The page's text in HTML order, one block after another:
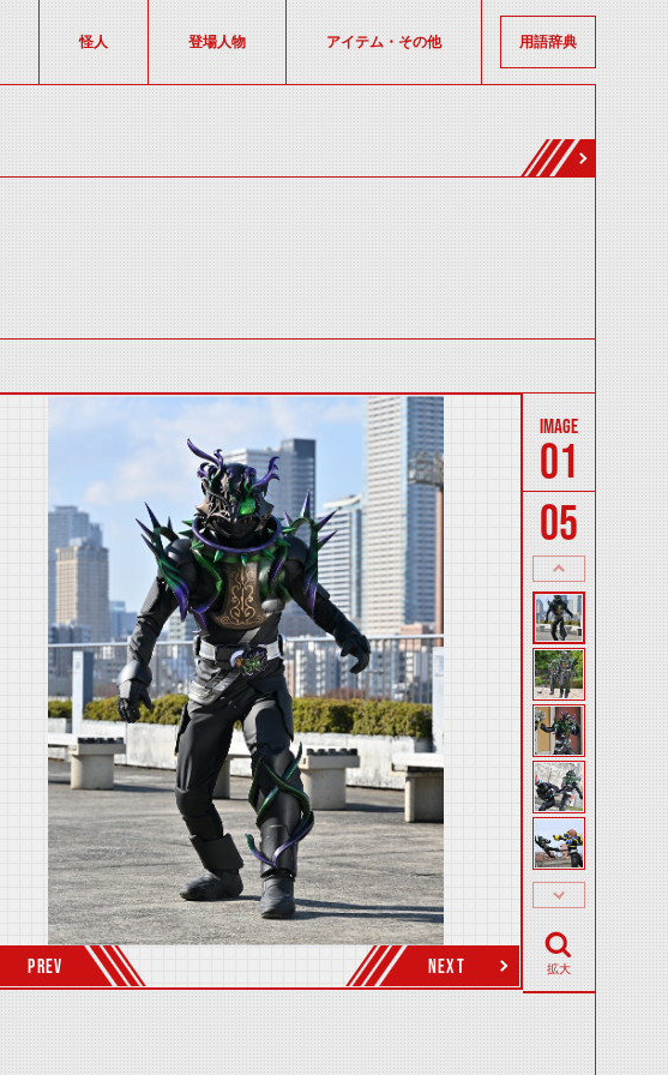
怪人 登場人物 アイテム・その他 用語辞典
PREV NEXT
01
05
拡大